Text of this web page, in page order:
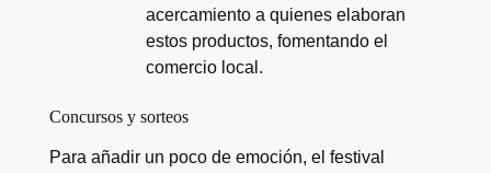
acercamiento a quienes elaboran
estos productos, fomentando el
comercio local.
Concursos y sorteos
Para añadir un poco de emoción, el festival